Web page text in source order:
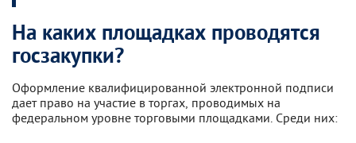
На каких площадках проводятся
госзакупки?
Оформление квалифицированной электронной подписи
дает право на участие в торгах, проводимых на
федеральном уровне торговыми площадками. Среди них: